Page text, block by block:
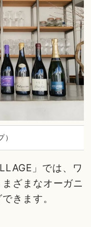
」では、ワ
ざまなオーガニ
きます。